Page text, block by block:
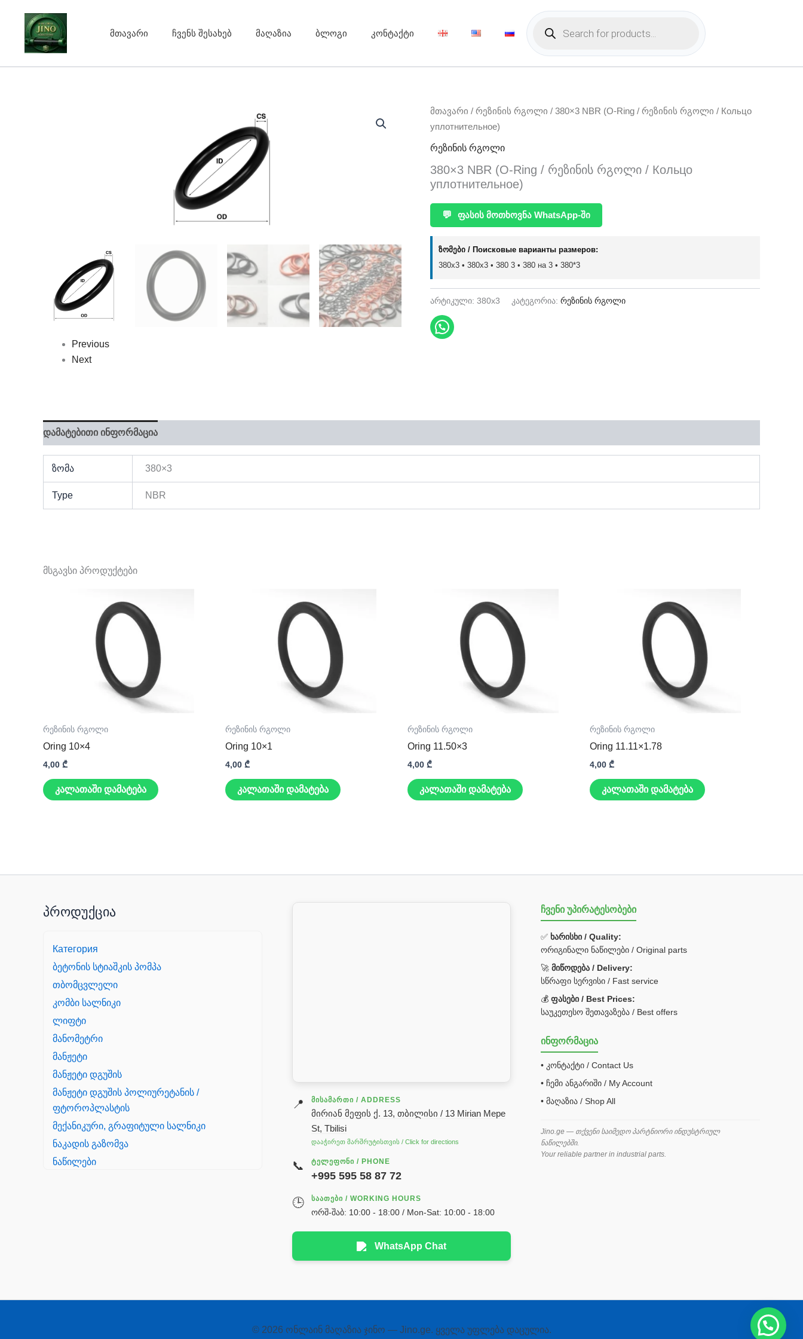
content
მთავარი ჩვენს შესახებ მაღაზია ბლოგი კონტაქტი
Products
search
Previous
Next
მთავარი / რეზინის რგოლი / 380×3 NBR (O-Ring / რეზინის რგოლი / Кольцо
уплотнительное)
რეზინის რგოლი
380×3 NBR (O-Ring / რეზინის რგოლი / Кольцо
уплотнительное)
💬 ფასის მოთხოვნა WhatsApp-ში
ზომები / Поисковые варианты размеров:
380x3 • 380х3 • 380 3 • 380 на 3 • 380*3
არტიკული: 380x3 კატეგორია: რეზინის რგოლი
დამატებითი ინფორმაცია
ზომა 380×3
Type NBR
მსგავსი პროდუქტები
რეზინის რგოლი
Oring 10×4
4,00 ₾
კალათაში დამატება
რეზინის რგოლი
Oring 10×1
4,00 ₾
კალათაში დამატება
რეზინის რგოლი
Oring 11.50×3
4,00 ₾
კალათაში დამატება
რეზინის რგოლი
Oring 11.11×1.78
4,00 ₾
კალათაში დამატება
პროდუქცია
Категория
ბეტონის სტიაშკის პომპა
თბომცვლელი
კომბი სალნიკი
ლიფტი
მანომეტრი
მანჟეტი
მანჟეტი დგუშის
მანჟეტი დგუშის პოლიურეტანის /
ფტოროპლასტის
მექანიკური, გრაფიტული სალნიკი
ნაკადის გაზომვა
ნაწილები
რეზინის რგოლი
📍 ᲛᲘᲡᲐᲛᲐᲠᲗᲘ / ADDRESS
მირიან მეფის ქ. 13, თბილისი / 13 Mirian Mepe
St, Tbilisi
დააჭირეთ მარშრუტისთვის / Click for directions
📞 ᲢᲔᲚᲔᲤᲝᲜᲘ / PHONE
+995 595 58 87 72
🕒 ᲡᲐᲐᲗᲔᲑᲘ / WORKING HOURS
ორშ-შაბ: 10:00 - 18:00 / Mon-Sat: 10:00 - 18:00
WhatsApp Chat
ჩვენი უპირატესობები
✅ ხარისხი / Quality:
ორიგინალი ნაწილები / Original parts
🚀მიწოდება / Delivery:
სწრაფი სერვისი / Fast service
💰ფასები / Best Prices:
საუკეთესო შეთავაზება / Best offers
ინფორმაცია
• კონტაქტი / Contact Us
• ჩემი ანგარიში / My Account
• მაღაზია / Shop All
Jino.ge — თქვენი საიმედო პარტნიორი ინდუსტრიულ
ნაწილებში.
Your reliable partner in industrial parts.
© 2026 ონლაინ მაღაზია ჯინო — Jino.ge. ყველა უფლება დაცულია.